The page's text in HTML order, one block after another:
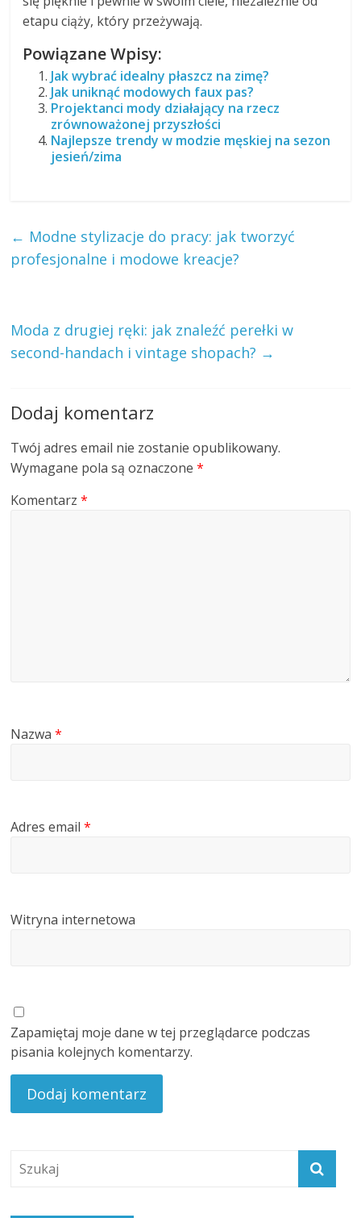
etapu ciąży, który przeżywają.
Powiązane Wpisy:
Jak wybrać idealny płaszcz na zimę?
Jak uniknąć modowych faux pas?
Projektanci mody działający na rzecz
zrównoważonej przyszłości
Najlepsze trendy w modzie męskiej na sezon
jesień/zima
← Modne stylizacje do pracy: jak tworzyć
profesjonalne i modowe kreacje?
Moda z drugiej ręki: jak znaleźć perełki w
second-handach i vintage shopach? →
Dodaj komentarz
Twój adres email nie zostanie opublikowany.
Wymagane pola są oznaczone*
Komentarz*
Nazwa*
Adres email*
Witryna internetowa
Zapamiętaj moje dane w tej przeglądarce podczas
pisania kolejnych komentarzy.